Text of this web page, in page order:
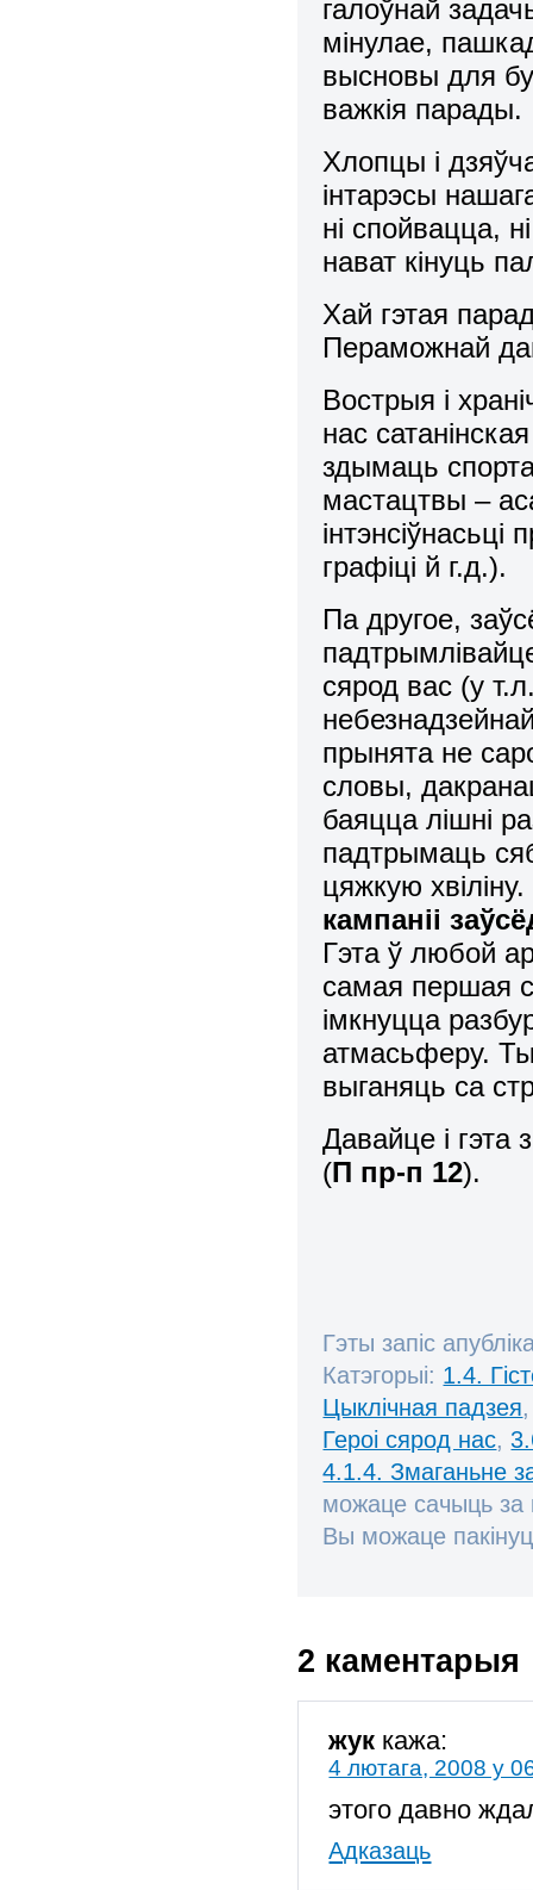
галоўнай
мінулае,
высновы для
важкія парады.
Хлопцы і
інтарэсы
ні спойвацца,
нават кінуць
Хай гэтая
Пераможнай
Вострыя і
нас
здымаць
мастацтвы –
графіці й г.д.).
Па другое,
сярод вас (у
прынята не
словы,
баяцца лішні
падтрымаць
цяжкую
кампаніі
Гэта ў любой
самая першая
імкнуцца
атмасьферу.
выганяць са
Давайце і
(П пр-п 12).
Гэты запіс
Катэгорыі: 1.4.
Цыклічная падзея
Героі сярод нас,
4.1.4. Змаганьне
можаце сачыць
Вы можаце
2 каментарыя
жук кажа:
4 лютага, 2008 у
этого давно
Адказаць